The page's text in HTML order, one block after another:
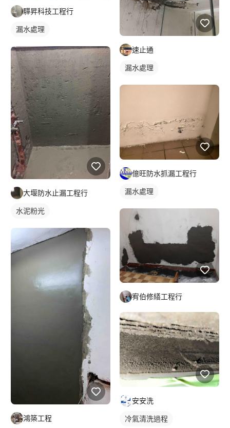
驊昇科技工程行
漏水處理
大堰防水止漏工程行
水泥粉光
鴻築工程
速止通
漏水處理
億旺防水抓漏工程行
漏水處理
宥伯修繕工程行
安安洗
冷氣清洗過程